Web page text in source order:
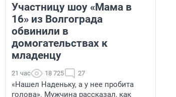
Участницу шоу «Мама в
16» из Волгограда
обвинили в
домогательствах к
младенцу
21 час 18 725 27
«Нашел Наденьку, а у нее пробита
голова». Мужчина рассказал, как